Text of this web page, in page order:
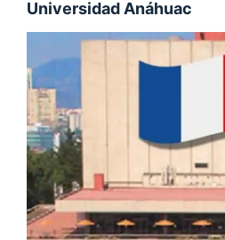
Universidad Anáhuac